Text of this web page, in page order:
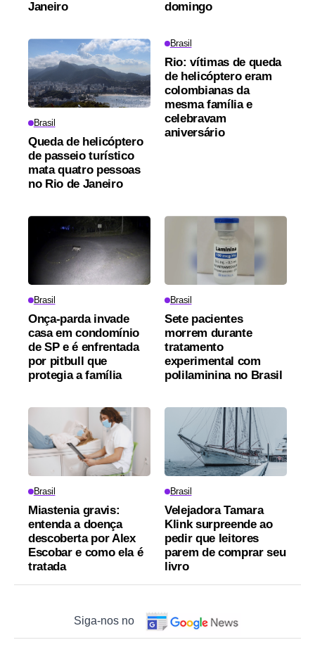
Janeiro
domingo
Brasil
Queda de helicóptero
de passeio turístico
mata quatro pessoas
no Rio de Janeiro
Brasil
Rio: vítimas de queda
de helicóptero eram
colombianas da
mesma família e
celebravam
aniversário
Brasil
Onça-parda invade
casa em condomínio
de SP e é enfrentada
por pitbull que
protegia a família
Brasil
Sete pacientes
morrem durante
tratamento
experimental com
polilaminina no Brasil
Brasil
Miastenia gravis:
entenda a doença
descoberta por Alex
Escobar e como ela é
tratada
Brasil
Velejadora Tamara
Klink surpreende ao
pedir que leitores
parem de comprar seu
livro
Siga-nos no